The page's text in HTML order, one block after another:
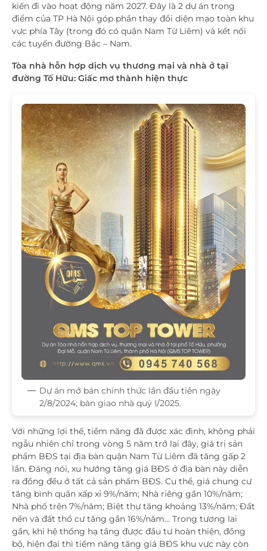
kiến đi vào hoạt động năm 2027. Đây là 2 dự án trọng
điểm của TP Hà Nội góp phần thay đổi diện mạo toàn khu
vực phía Tây (trong đó có quận Nam Từ Liêm) và kết nối
các tuyến đường Bắc – Nam.
Tòa nhà hỗn hợp dịch vụ thương mại và nhà ở tại
đường Tố Hữu: Giấc mơ thành hiện thực
Dự án mở bán chính thức lần đầu tiên ngày
2/8/2024; bàn giao nhà quý I/2025.
Với những lợi thế, tiềm năng đã được xác định, không phải
ngẫu nhiên chỉ trong vòng 5 năm trở lại đây, giá trị sản
phẩm BĐS tại địa bàn quận Nam Từ Liêm đã tăng gấp 2
lần. Đáng nói, xu hướng tăng giá BĐS ở địa bàn này diễn
ra đồng đều ở tất cả sản phẩm BĐS. Cụ thể, giá chung cư
tăng bình quân xấp xỉ 9%/năm; Nhà riêng gần 10%/năm;
Nhà phố trên 7%/năm; Biệt thự tăng khoảng 13%/năm; Đất
nền và đất thổ cư tăng gần 16%/năm… Trong tương lai
gần, khi hệ thống hạ tầng được đầu tư hoàn thiện, đồng
bộ, hiện đại thì tiềm năng tăng giá BĐS khu vực này còn